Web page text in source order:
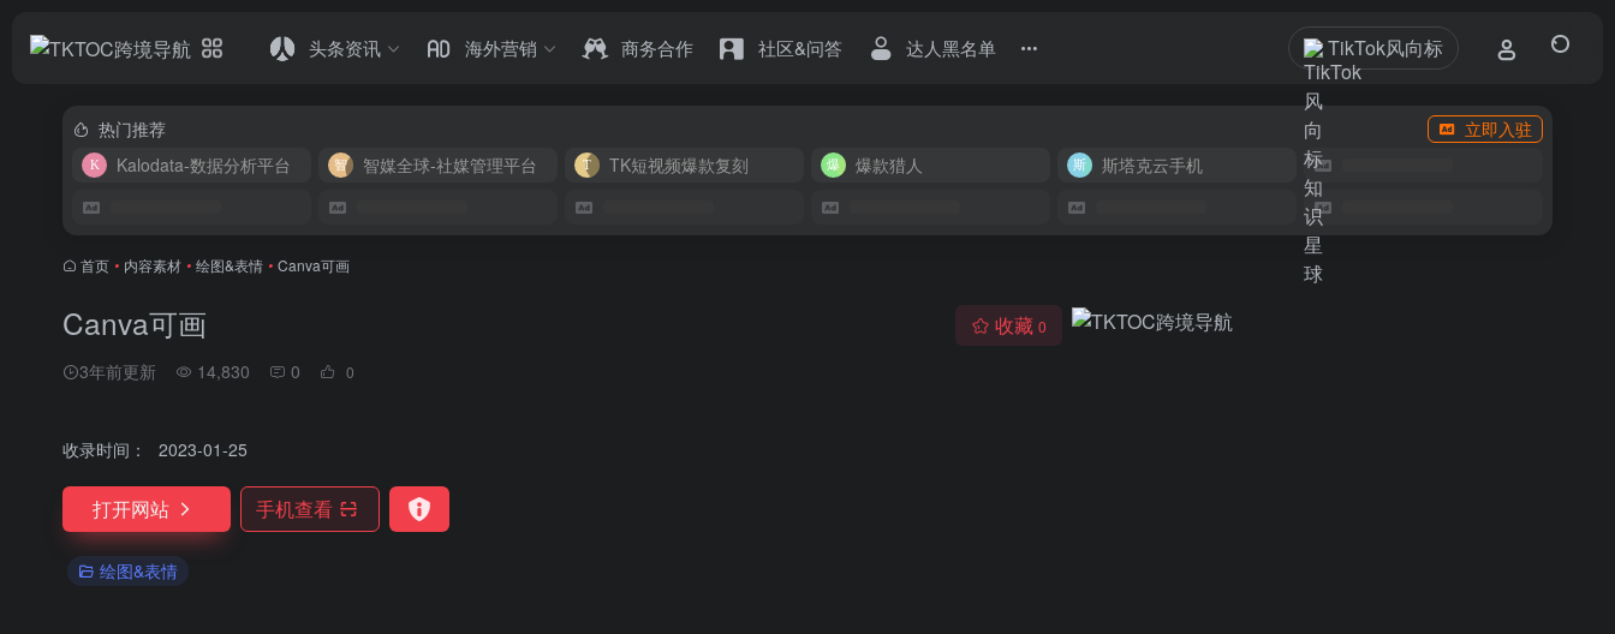
头条资讯 海外营销 商务合作 社区&问答 达人黑名单 TikTok风向标
热门推荐
立即入驻
Kalodata-数据分析平台
智媒全球-社媒管理平台 TK短视频爆款复刻 爆款猎人 斯塔克云手机
首页 • 内容素材 • 绘图&表情 • Canva可画
Canva可画
3年前更新 14,830 0 0
收藏 0
收录时间： 2023-01-25
打开网站 手机查看
绘图&表情